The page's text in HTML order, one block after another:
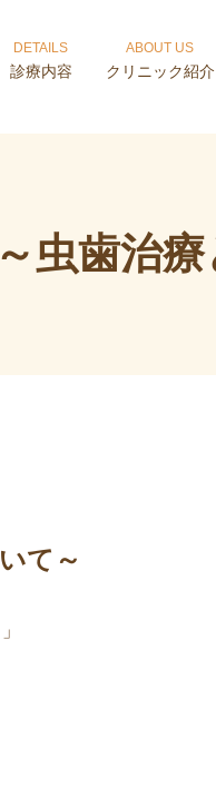
DETAILS
診療内容
ABOUT US
クリニック紹介
虫歯治
て～